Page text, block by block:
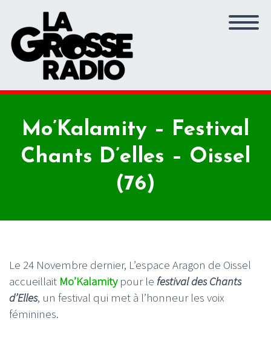
Mo’Kalamity – Festival
Chants D’elles – Oissel
(76)
Le 24 Novembre dernier, L’espace Aragon de Oissel
accueillait Mo’Kalamitypour le festival des Chants
d’Elles, un festival qui met à l’honneur les voix
féminines.